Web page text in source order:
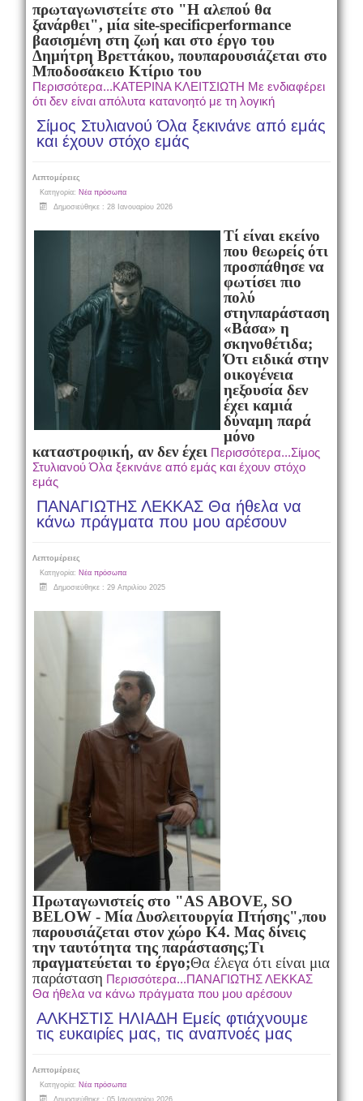
πρωταγωνιστείτε στο "Η αλεπού θα
ξανάρθει", μία site-specificperformance
βασισμένη στη ζωή και στο έργο του
Δημήτρη Βρεττάκου, πουπαρουσιάζεται στο
Μποδοσάκειο Κτίριο του
Περισσότερα...ΚΑΤΕΡΙΝΑ ΚΛΕΙΤΣΙΩΤΗ Με ενδιαφέρει
ότι δεν είναι απόλυτα κατανοητό με τη λογική
Σίμος Στυλιανού Όλα ξεκινάνε από εμάς
και έχουν στόχο εμάς
Λεπτομέρειες
Κατηγορία: Νέα πρόσωπα
Δημοσιεύθηκε : 28 Ιανουαρίου 2026
Τί είναι εκείνο
που θεωρείς ότι
προσπάθησε να
φωτίσει πιο
πολύ
στηνπαράσταση
«Βάσα» η
σκηνοθέτιδα;
Ότι ειδικά στην
οικογένεια
ηεξουσία δεν
έχει καμιά
δύναμη παρά
μόνο
καταστροφική, αν δεν έχει Περισσότερα...Σίμος
Στυλιανού Όλα ξεκινάνε από εμάς και έχουν στόχο
εμάς
ΠΑΝΑΓΙΩΤΗΣ ΛΕΚΚΑΣ Θα ήθελα να
κάνω πράγματα που μου αρέσουν
Λεπτομέρειες
Κατηγορία: Νέα πρόσωπα
Δημοσιεύθηκε : 29 Απριλίου 2025
Πρωταγωνιστείς στο "AS ABOVE, SO
BELOW - Μία Δυσλειτουργία Πτήσης",που
παρουσιάζεται στον χώρο Κ4. Μας δίνεις
την ταυτότητα της παράστασης;Τι
πραγματεύεται το έργο;Θα έλεγα ότι είναι μια
παράσταση Περισσότερα...ΠΑΝΑΓΙΩΤΗΣ ΛΕΚΚΑΣ
Θα ήθελα να κάνω πράγματα που μου αρέσουν
ΑΛΚΗΣΤΙΣ ΗΛΙΑΔΗ Εμείς φτιάχνουμε
τις ευκαιρίες μας, τις αναπνοές μας
Λεπτομέρειες
Κατηγορία: Νέα πρόσωπα
Δημοσιεύθηκε : 05 Ιανουαρίου 2026